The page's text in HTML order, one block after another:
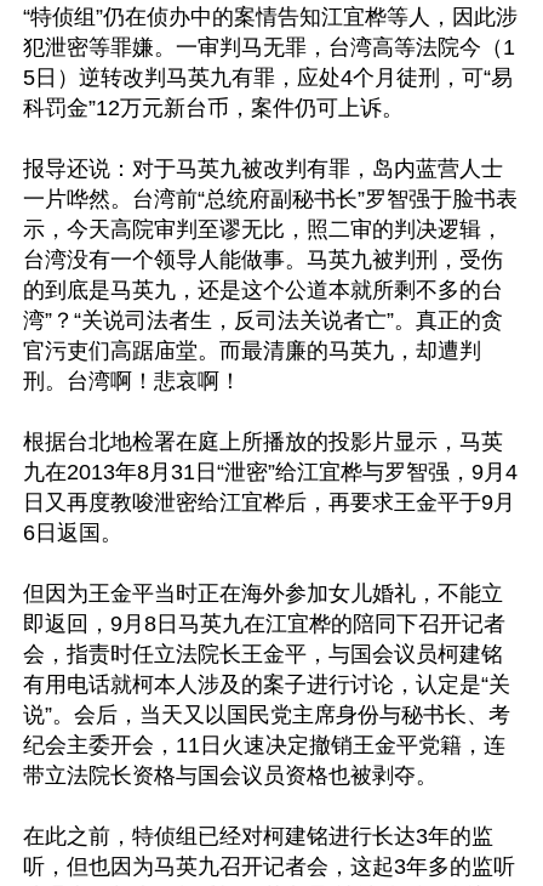
“特侦组”仍在侦办中的案情告知江宜桦等人，因此涉
犯泄密等罪嫌。一审判马无罪，台湾高等法院今（1
5日）逆转改判马英九有罪，应处4个月徒刑，可“易
科罚金”12万元新台币，案件仍可上诉。
报导还说：对于马英九被改判有罪，岛内蓝营人士
一片哗然。台湾前“总统府副秘书长”罗智强于脸书表
示，今天高院审判至谬无比，照二审的判决逻辑，
台湾没有一个领导人能做事。马英九被判刑，受伤
的到底是马英九，还是这个公道本就所剩不多的台
湾”？“关说司法者生，反司法关说者亡”。真正的贪
官污吏们高踞庙堂。而最清廉的马英九，却遭判
刑。台湾啊！悲哀啊！
根据台北地检署在庭上所播放的投影片显示，马英
九在2013年8月31日“泄密”给江宜桦与罗智强，9月4
日又再度教唆泄密给江宜桦后，再要求王金平于9月
6日返国。
但因为王金平当时正在海外参加女儿婚礼，不能立
即返回，9月8日马英九在江宜桦的陪同下召开记者
会，指责时任立法院长王金平，与国会议员柯建铭
有用电话就柯本人涉及的案子进行讨论，认定是“关
说”。会后，当天又以国民党主席身份与秘书长、考
纪会主委开会，11日火速决定撤销王金平党籍，连
带立法院长资格与国会议员资格也被剥夺。
在此之前，特侦组已经对柯建铭进行长达3年的监
听，但也因为马英九召开记者会，这起3年多的监听